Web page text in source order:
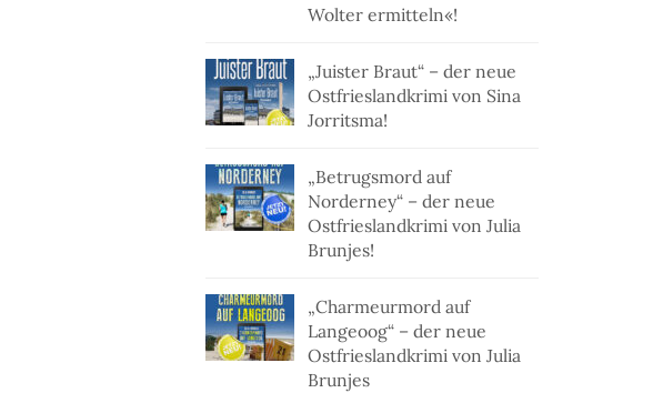
Wolter ermitteln«!
„Juister Braut“ – der neue
Ostfrieslandkrimi von Sina
Jorritsma!
„Betrugsmord auf
Norderney“ – der neue
Ostfrieslandkrimi von Julia
Brunjes!
„Charmeurmord auf
Langeoog“ – der neue
Ostfrieslandkrimi von Julia
Brunjes